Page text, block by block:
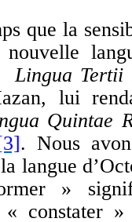
la
Lingua Tertii
lui
Quintae
. Nous
langue
»
constater »